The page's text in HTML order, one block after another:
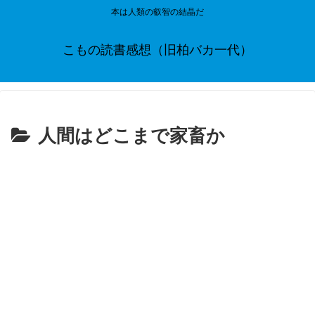
本は人類の叡智の結晶だ
こもの読書感想（旧柏バカ一代）
人間はどこまで家畜か